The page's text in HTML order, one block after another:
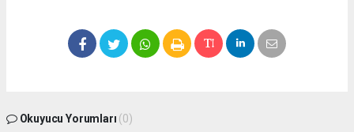
Okuyucu Yorumları (0)